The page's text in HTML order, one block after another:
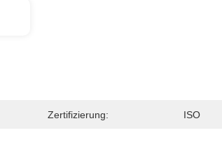
Zertifizierung: ISO